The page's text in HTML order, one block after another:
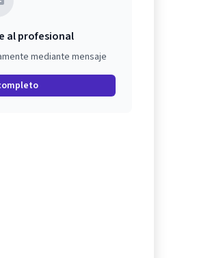
al profesional
mediante mensaje